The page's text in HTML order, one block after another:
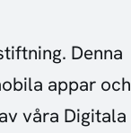
Denna
appar och
våra Digitala